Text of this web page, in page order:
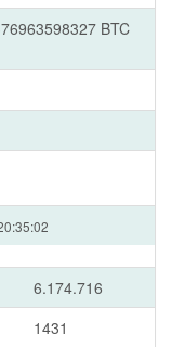
BTC
6.174.716
1431